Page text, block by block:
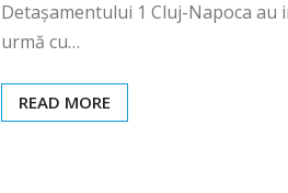
READ MORE